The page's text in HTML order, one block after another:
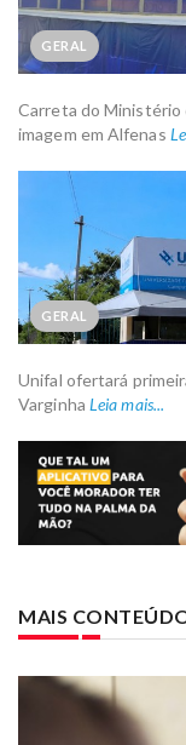
GERAL
Carreta do Ministério
imagem em Alfenas
GERAL
Unifal ofertará
Varginha Leia mais...
MAIS